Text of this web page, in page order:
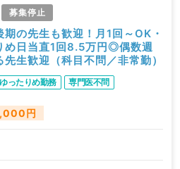
募集停止
期の先生も歓迎！月1回～OK・
め日当直1回8.5万円◎偶数週
生歓迎（科目不問／非常勤）
ゆったりめ勤務 専門医不問
円